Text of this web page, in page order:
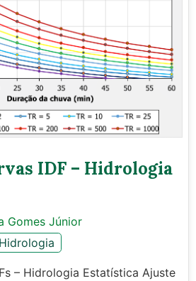
IDF – Hidrologia
Gomes Júnior
Hidrologia
– Hidrologia Estatística Ajuste